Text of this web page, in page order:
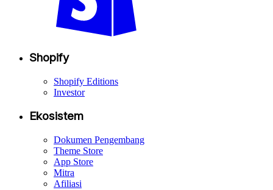
Shopify
Shopify Editions
Investor
Ekosistem
Dokumen Pengembang
Theme Store
App Store
Mitra
Afiliasi